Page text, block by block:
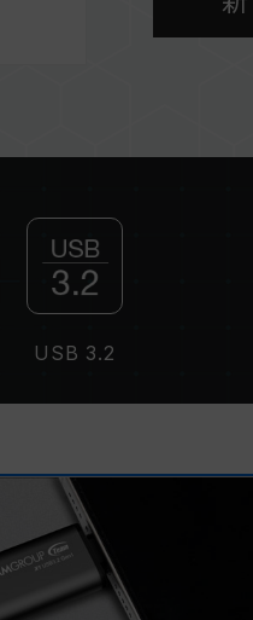
USB 3.2